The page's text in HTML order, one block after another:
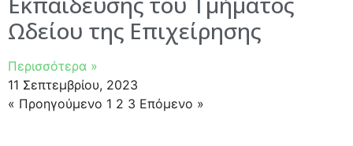
Ωδείου της Επιχείρησης
Περισσότερα »
11 Σεπτεμβρίου, 2023
« Προηγούμενο 1 2 3 Επόμενο »